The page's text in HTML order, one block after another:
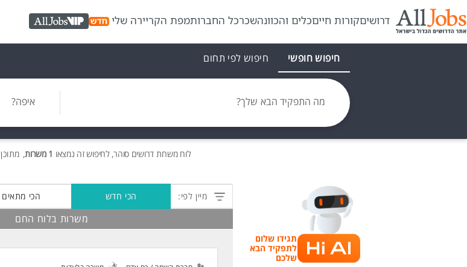
דרושיםקורות חייםכלים והכוונהשכרכל החברותמפת הקריירה שלי AllJobs VIP
חיפוש חופשי חיפוש לפי תחום
מה התפקיד הבא שלך? איפה?
לוח משרות דרושים סוהר, לחיפוש זה נמצאו 1 משרות , מתוכן 1 בלוח החם חינם!
תגידו שלום
לתפקיד הבא
שלכם
מיין לפי: הכי חדש הכי מתאים
משרות בלוח החם